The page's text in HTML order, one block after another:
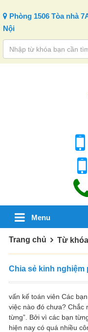
Phòng 1506 Tòa nhà
Nội
Menu
Trang chủ Từ
Chia sẻ kinh nghiệm
vấn kế toán viên Các
việc nào đó chưa? Chắc
từng”. Bởi vì các bạn
hiện nay có quá nhiều